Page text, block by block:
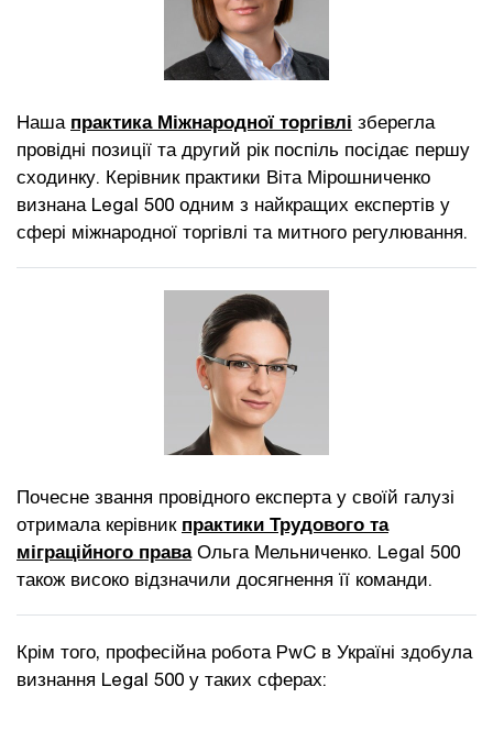
Наша практика Міжнародної торгівлі зберегла
провідні позиції та другий рік поспіль посідає першу
сходинку. Керівник практики Віта Мірошниченко
визнана Legal 500 одним з найкращих експертів у
сфері міжнародної торгівлі та митного регулювання.
Почесне звання провідного експерта у своїй галузі
отримала керівник практики Трудового та
міграційного праваОльга Мельниченко. Legal 500
також високо відзначили досягнення її команди.
Крім того, професійна робота PwC в Україні здобула
визнання Legal 500 у таких сферах: